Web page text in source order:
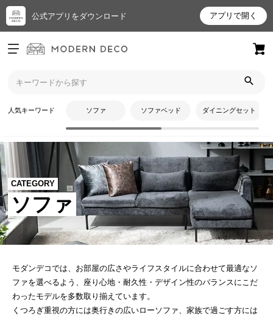
公式アプリをダウンロード アプリで開く
ログイン
新規会員登録
お
入
り
ア
イ
テ
ム
人気キーワード ソファ ソファベッド ダイニングセット
CATEGORY
ソファ
モダンデコでは、お部屋の広さやライフスタイルに合わせて最適なソ
ファを選べるよう、座り心地・耐久性・デザイン性のバランスにこだ
わったモデルを多数取り揃えています。
くつろぎ重視の方には奥行きの広いローソファ、家族で過ごす方には